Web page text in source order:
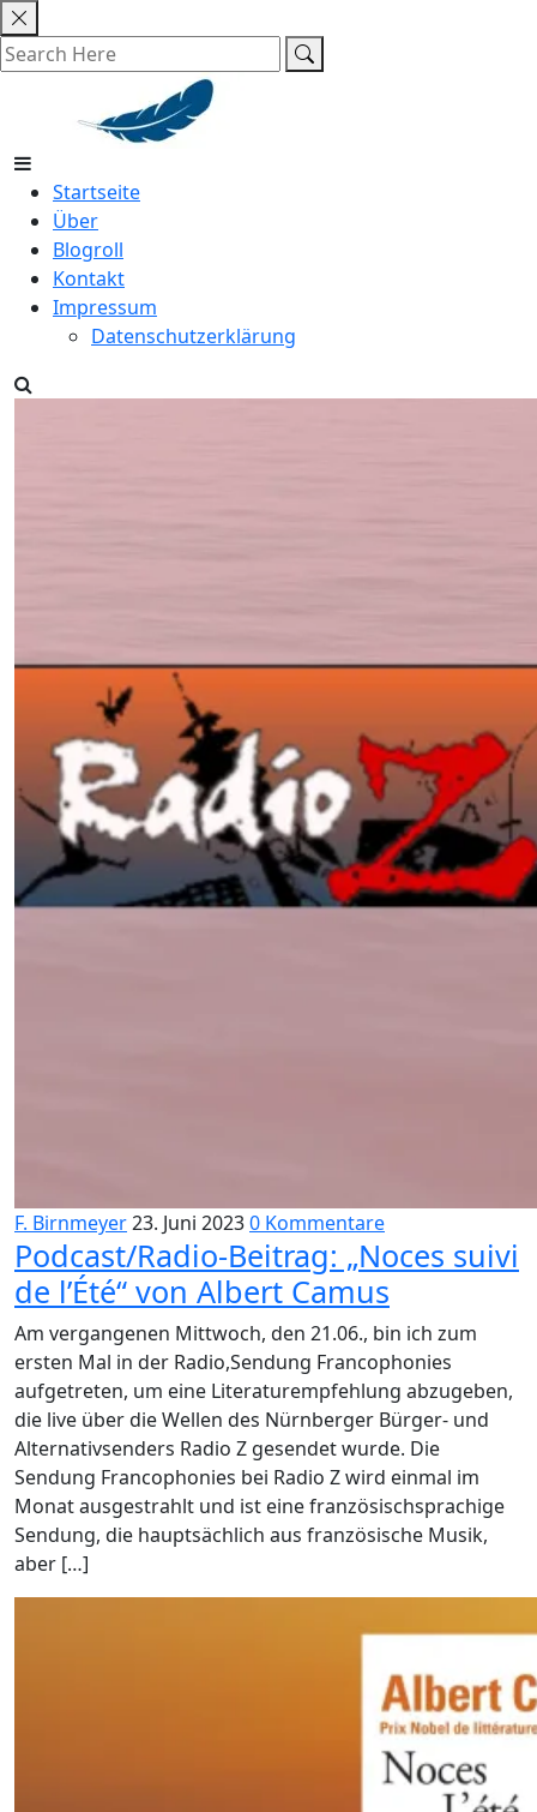
Skip
to
content
Startseite
Über
Blogroll
Kontakt
Impressum
Datenschutzerklärung
F. Birnmeyer23. Juni 20230 Kommentare
Podcast/Radio-Beitrag: „Noces suivi
de l’Été“ von Albert Camus
Am vergangenen Mittwoch, den 21.06., bin ich zum
ersten Mal in der Radio,Sendung Francophonies
aufgetreten, um eine Literaturempfehlung abzugeben,
die live über die Wellen des Nürnberger Bürger- und
Alternativsenders Radio Z gesendet wurde. Die
Sendung Francophonies bei Radio Z wird einmal im
Monat ausgestrahlt und ist eine französischsprachige
Sendung, die hauptsächlich aus französische Musik,
aber […]